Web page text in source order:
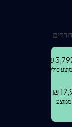
חדרים
₪
כולל
₪